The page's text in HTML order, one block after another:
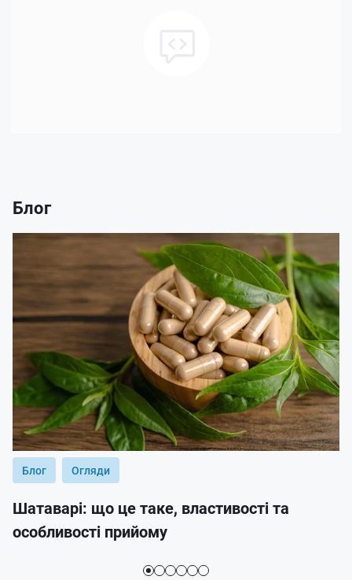
Блог
Блог Огляди
Шатаварі: що це таке, властивості та
особливості прийому